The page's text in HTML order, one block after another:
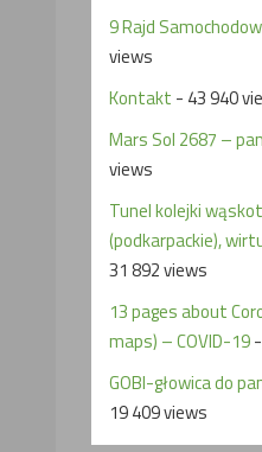
9 Rajd
views
Kontakt - 43 940
Mars Sol 2687 –
views
Tunel kolejki
(podkarpackie),
31 892 views
13 pages about
maps) – COVID-19
GOBI-głowica do
19 409 views